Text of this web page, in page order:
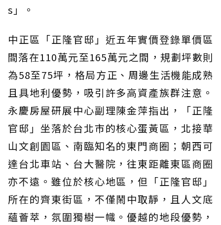
s」。
中正區「正隆官邸」近五年實價登錄單價區
間落在110萬元至165萬元之間，規劃坪數則
為58至75坪，格局方正、周邊生活機能成熟
且具地利優勢，吸引許多高資產族群注意。
永慶房屋研展中心副理陳金萍指出，「正隆
官邸」坐落於台北市的核心蛋黃區，北接華
山文創園區、南臨知名的東門商圈；朝西可
達台北車站、台大醫院，往東距離東區商圈
亦不遠。雖位於核心地區，但「正隆官邸」
所在的齊東街區，不僅鬧中取靜，且人文底
蘊薈萃，氛圍獨樹一幟。優越的地段優勢，